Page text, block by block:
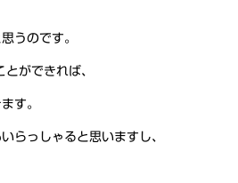
うのです。
ができれば、
す。
らっしゃると思いますし、